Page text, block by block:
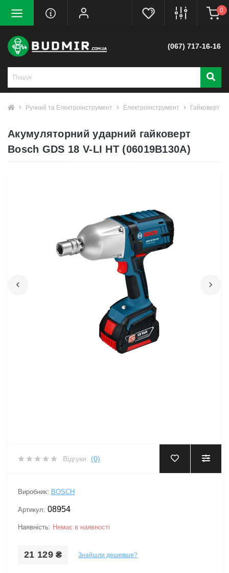
0
(067) 717-16-16
Ручний та Електроінструмент Електроінструмент Гайковерт
Акумуляторний ударний гайковерт
Bosch GDS 18 V-LI HT (06019B130A)
‹ ›
Відгуки: (0)
Виробник: BOSCH
Артикул: 08954
Наявність: Немає в наявності
21 129 ₴ Знайшли дешевше?